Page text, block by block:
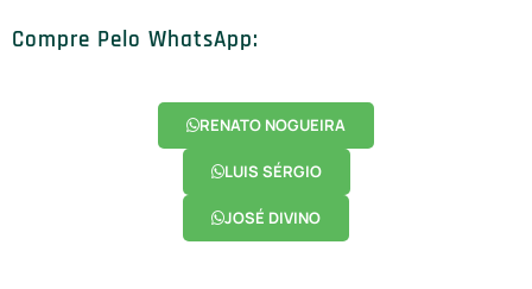
Compre Pelo WhatsApp:
RENATO NOGUEIRA
LUIS SÉRGIO
JOSÉ DIVINO